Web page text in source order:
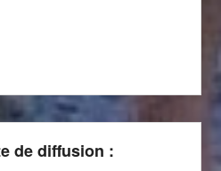
de diffusion :